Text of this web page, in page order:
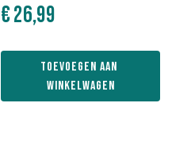
€26,99
Toevoegen aan
winkelwagen